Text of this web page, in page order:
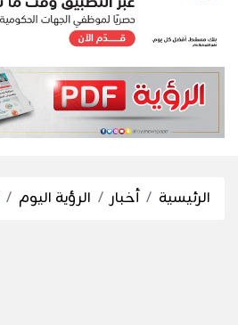
الرئيسية أخبار الرؤية اليوم